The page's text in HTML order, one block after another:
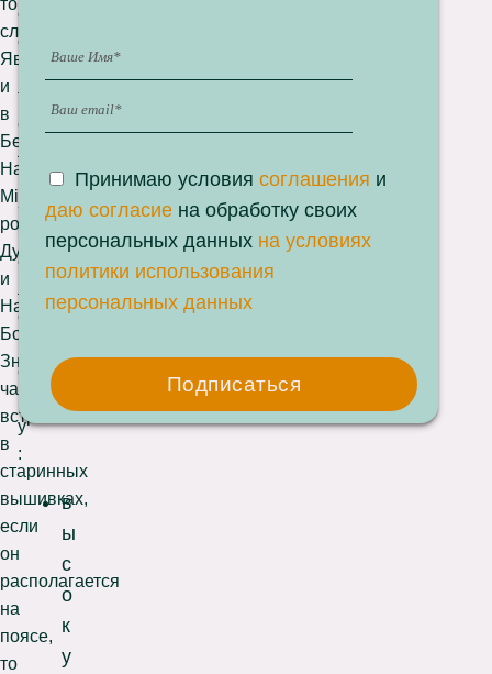
слое
Яви
и
в
Белой
Нави,
Мiре
родовых
Духов
и
Навных
Богов.
Знак
часто
встречается
в
старинных
вышивках,
если
он
располагается
на
поясе,
то
о
с
и
т
е
л
ю
-
ч
е
о
в
е
к
у
:
в
ы
с
о
к
у
Принимаю условиясоглашения и
даю согласие на обработку своих
персональных данных на условиях
политики использования
персональных данных
Подписаться